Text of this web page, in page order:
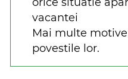
vacantei
Mai multe
povestile lor.